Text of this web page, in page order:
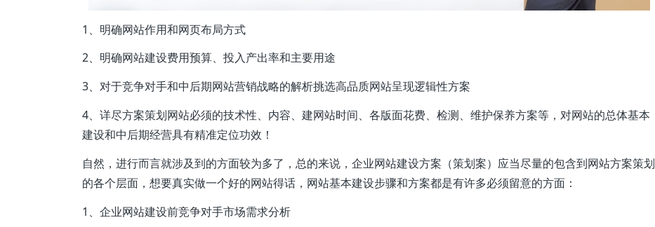
1、明确网站作用和网页布局方式
2、明确网站建设费用预算、投入产出率和主要用途
3、对于竞争对手和中后期网站营销战略的解析挑选高品质网站呈现逻辑性方案
4、详尽方案策划网站必须的技术性、内容、建网站时间、各版面花费、检测、维护保养方案等，对网站的总体基本
建设和中后期经营具有精准定位功效！
自然，进行而言就涉及到的方面较为多了，总的来说，企业网站建设方案（策划案）应当尽量的包含到网站方案策划
的各个层面，想要真实做一个好的网站得话，网站基本建设步骤和方案都是有许多必须留意的方面：
1、企业网站建设前竞争对手市场需求分析